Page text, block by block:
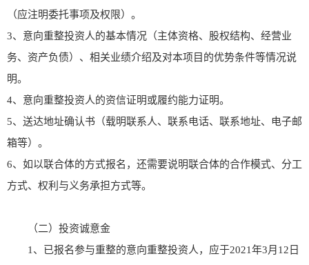
（应注明委托事项及权限）。
3、意向重整投资人的基本情况（主体资格、股权结构、经营业
务、资产负债）、相关业绩介绍及对本项目的优势条件等情况说
明。
4、意向重整投资人的资信证明或履约能力证明。
5、送达地址确认书（载明联系人、联系电话、联系地址、电子邮
箱等）。
6、如以联合体的方式报名，还需要说明联合体的合作模式、分工
方式、权利与义务承担方式等。
（二）投资诚意金
1、已报名参与重整的意向重整投资人，应于2021年3月12日